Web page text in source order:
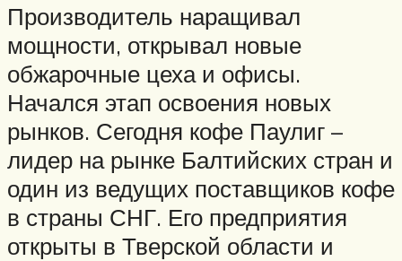
Производитель наращивал
мощности, открывал новые
обжарочные цеха и офисы.
Начался этап освоения новых
рынков. Сегодня кофе Паулиг –
лидер на рынке Балтийских стран и
один из ведущих поставщиков кофе
в страны СНГ. Его предприятия
открыты в Тверской области и